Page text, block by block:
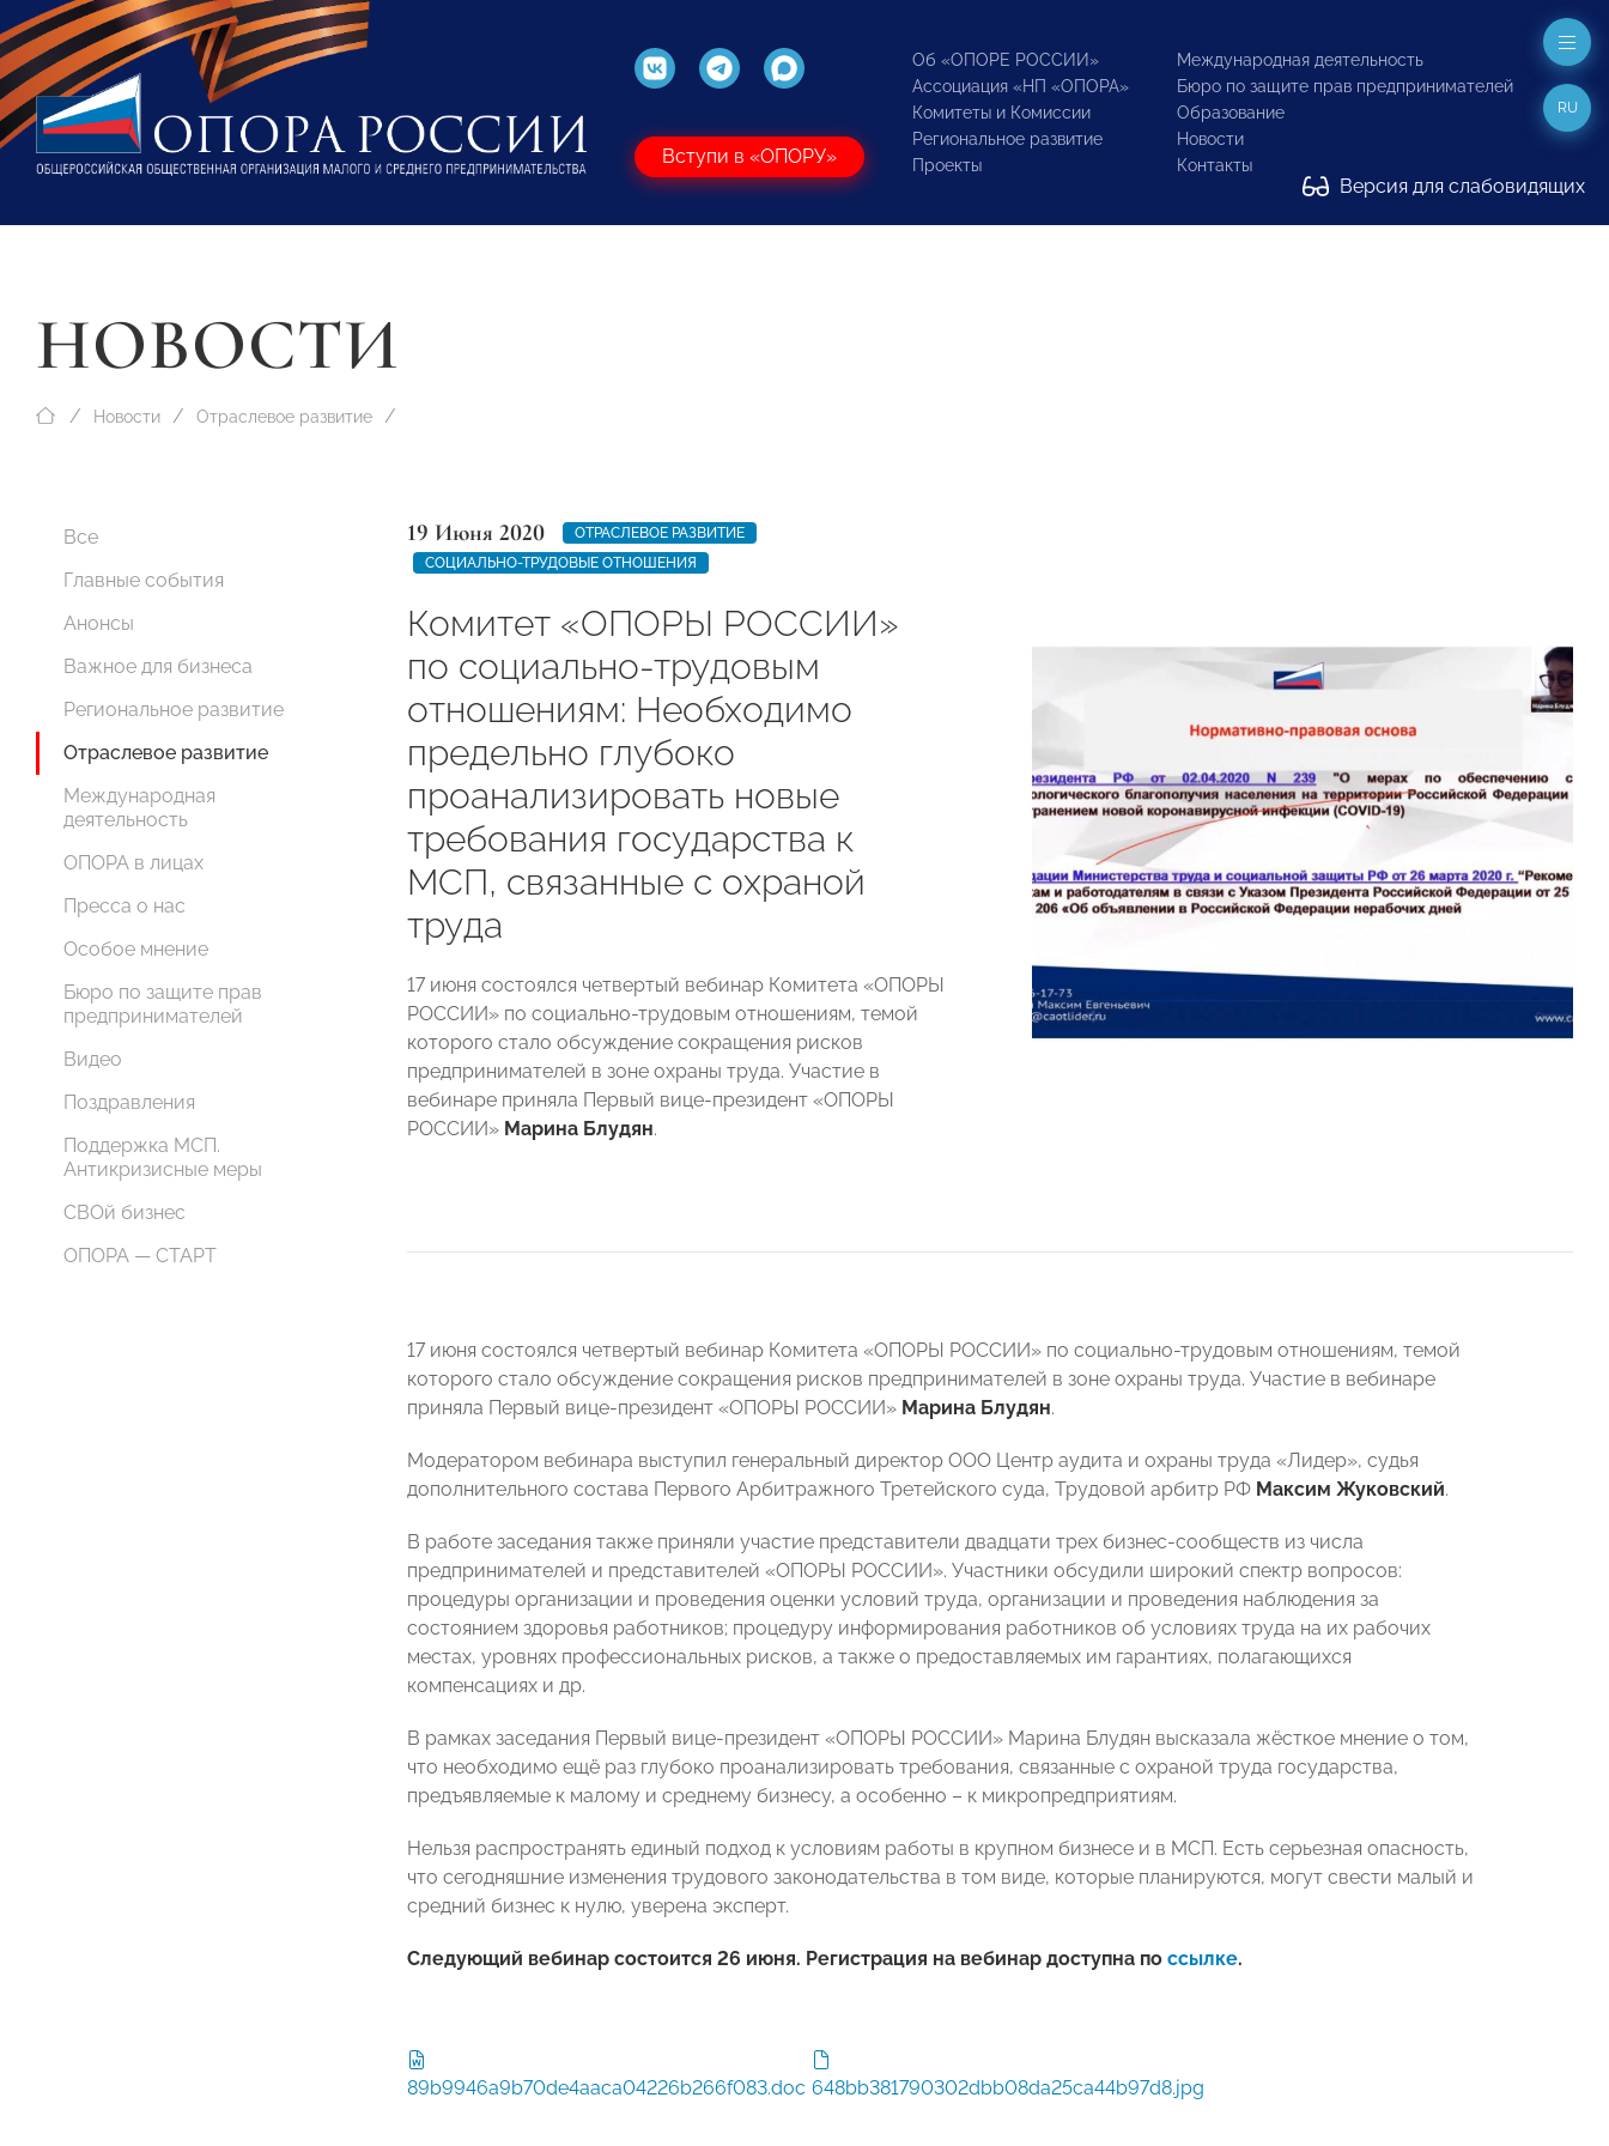
Вступи в «ОПОРУ»
Об «ОПОРЕ РОССИИ»
Ассоциация «НП «ОПОРА»
Комитеты и Комиссии
Региональное развитие
Проекты
Международная деятельность
Бюро по защите прав предпринимателей
Образование
Новости
Контакты
Версия для слабовидящих
RU
НОВОСТИ
Новости Отраслевое развитие
Все
Главные события
Анонсы
Важное для бизнеса
Региональное развитие
Отраслевое развитие
Международная
деятельность
ОПОРА в лицах
Пресса о нас
Особое мнение
Бюро по защите прав
предпринимателей
Видео
Поздравления
Поддержка МСП.
Антикризисные меры
СВОй бизнес
ОПОРА — СТАРТ
19 Июня 2020
ОТРАСЛЕВОЕ РАЗВИТИЕ
СОЦИАЛЬНО-ТРУДОВЫЕ ОТНОШЕНИЯ
Комитет «ОПОРЫ РОССИИ»
по социально-трудовым
отношениям: Необходимо
предельно глубоко
проанализировать новые
требования государства к
МСП, связанные с охраной
труда
17 июня состоялся четвертый вебинар Комитета «ОПОРЫ
РОССИИ» по социально-трудовым отношениям, темой
которого стало обсуждение сокращения рисков
предпринимателей в зоне охраны труда. Участие в
вебинаре приняла Первый вице-президент «ОПОРЫ
РОССИИ» Марина Блудян.
17 июня состоялся четвертый вебинар Комитета «ОПОРЫ РОССИИ» по социально-трудовым отношениям, темой
которого стало обсуждение сокращения рисков предпринимателей в зоне охраны труда. Участие в вебинаре
приняла Первый вице-президент «ОПОРЫ РОССИИ» Марина Блудян.
Модератором вебинара выступил генеральный директор ООО Центр аудита и охраны труда «Лидер», судья
дополнительного состава Первого Арбитражного Третейского суда, Трудовой арбитр РФ Максим Жуковский.
В работе заседания также приняли участие представители двадцати трех бизнес-сообществ из числа
предпринимателей и представителей «ОПОРЫ РОССИИ». Участники обсудили широкий спектр вопросов:
процедуры организации и проведения оценки условий труда, организации и проведения наблюдения за
состоянием здоровья работников; процедуру информирования работников об условиях труда на их рабочих
местах, уровнях профессиональных рисков, а также о предоставляемых им гарантиях, полагающихся
компенсациях и др.
В рамках заседания Первый вице-президент «ОПОРЫ РОССИИ» Марина Блудян высказала жёсткое мнение о том,
что необходимо ещё раз глубоко проанализировать требования, связанные с охраной труда государства,
предъявляемые к малому и среднему бизнесу, а особенно – к микропредприятиям.
Нельзя распространять единый подход к условиям работы в крупном бизнесе и в МСП. Есть серьезная опасность,
что сегодняшние изменения трудового законодательства в том виде, которые планируются, могут свести малый и
средний бизнес к нулю, уверена эксперт.
Следующий вебинар состоится 26 июня. Регистрация на вебинар доступна по ссылке.
89b9946a9b70de4aaca04226b266f083.doc 648bb381790302dbb08da25ca44b97d8.jpg